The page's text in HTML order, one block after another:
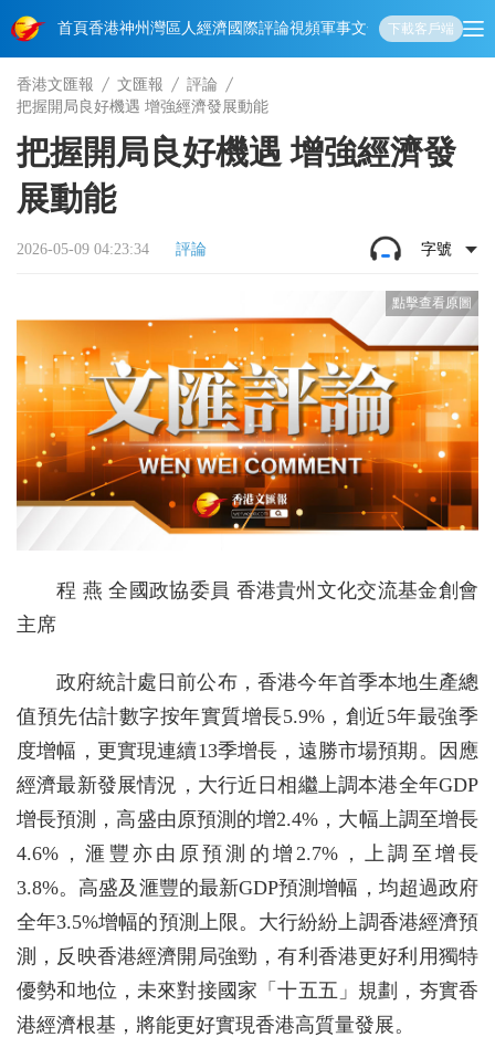
首頁香港神州 灣區人經濟國際評論視頻軍事文化 娛樂生活教育體
下載客戶端
香港文匯報 文匯報
評論
把握開局良好機遇 增強經濟發展動能
把握開局良好機遇 增強經濟發
展動能
2026-05-09 04:23:34 評論 字號
程 燕 全國政協委員 香港貴州文化交流基金創會
主席
政府統計處日前公布，香港今年首季本地生產總
值預先估計數字按年實質增長5.9%，創近5年最強季
度增幅，更實現連續13季增長，遠勝市場預期。因應
經濟最新發展情況，大行近日相繼上調本港全年GDP
增長預測，高盛由原預測的增2.4%，大幅上調至增長
4.6%，滙豐亦由原預測的增2.7%，上調至增長
3.8%。高盛及滙豐的最新GDP預測增幅，均超過政府
全年3.5%增幅的預測上限。大行紛紛上調香港經濟預
測，反映香港經濟開局強勁，有利香港更好利用獨特
優勢和地位，未來對接國家「十五五」規劃，夯實香
港經濟根基，將能更好實現香港高質量發展。